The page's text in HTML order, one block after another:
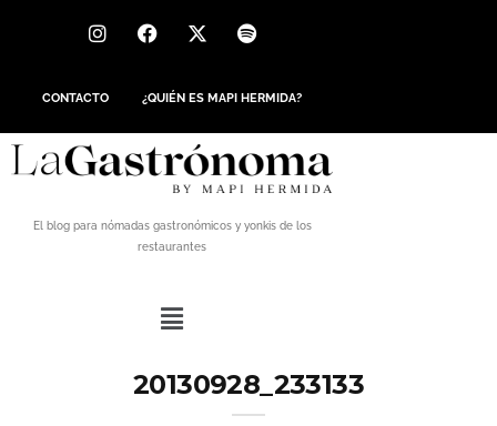
CONTACTO ¿QUIÉN ES MAPI HERMIDA?
El blog para nómadas gastronómicos y yonkis de los
restaurantes
20130928_233133